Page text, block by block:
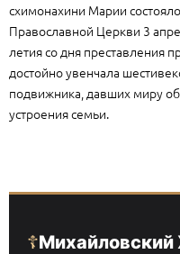
схимонахини Марии
Православной Церкви 3
летия со дня преставления
достойно увенчала
подвижника, давших миру
устроения семьи.
☦